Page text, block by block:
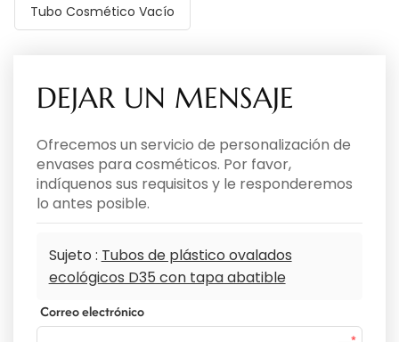
Tubo Cosmético Vacío
DEJAR UN MENSAJE
Ofrecemos un servicio de personalización de
envases para cosméticos. Por favor,
indíquenos sus requisitos y le responderemos
lo antes posible.
Sujeto : Tubos de plástico ovalados
ecológicos D35 con tapa abatible
Correo electrónico